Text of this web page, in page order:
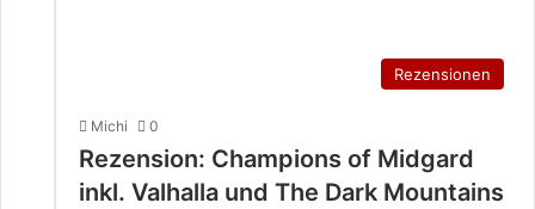
Rezensionen
Michi 0
Rezension: Champions of Midgard
inkl. Valhalla und The Dark Mountains